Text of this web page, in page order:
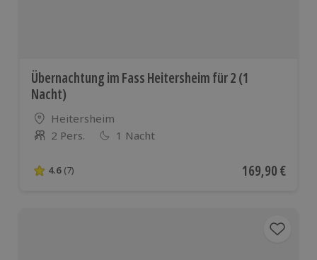
Übernachtung im Fass Heitersheim für 2 (1
Nacht)
Standort
Heitersheim
Anzahl der Teilnehmer
2 Pers. 1 Nacht
4.6 von 5 Sternen basierend auf 7 Bewertungen
4.6 (7) Aktueller Preis
169,90 €